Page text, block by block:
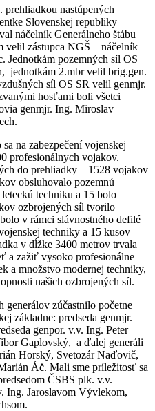
prehliadkou nastúpených
Slovenskej republiky
náčelník Generálneho štábu
velil zástupca NGŠ – náčelník
Jednotkám pozemných síl OS
jednotkám 2.mbr velil brig.gen.
síl OS SR velil genmjr.
hosťami boli všetci
genmjr. Ing. Miroslav
na zabezpečení vojenskej
profesionálnych vojakov.
do prehliadky – 1528 vojakov
obsluhovalo pozemnú
techniku a 15 bolo
ozbrojených síl tvorilo
v rámci slávnostného defilé
techniky a 15 kusov
v dĺžke 3400 metrov trvala
a zažiť vysoko profesionálne
a množstvo modernej techniky,
našich ozbrojených síl.
generálov zúčastnilo početne
základne: predseda genmjr.
genpor. v.v. Ing. Peter
Gaplovský, a ďalej generáli
Horský, Svetozár Naďovič,
Áč. Mali sme príležitosť sa
ČSBS plk. v.v.
Ing. Jaroslavom Vývlekom,